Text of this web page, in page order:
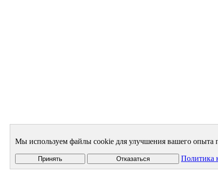
Мы используем файлы cookie для улучшения вашего опыта
Принять Отказаться Политика